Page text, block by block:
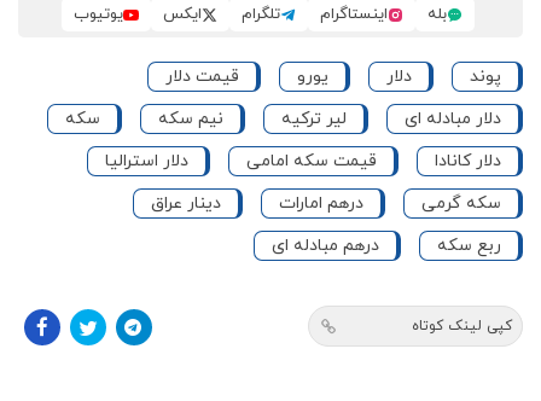
بله
اینستاگرام تلگرام ایکس یوتیوب
پوند دلار یورو
قیمت دلار
دلار مبادله ای
لیر ترکیه نیم سکه
سکه
دلار کانادا
قیمت سکه امامی
دلار استرالیا
سکه گرمی
درهم امارات
دینار عراق
ربع سکه
درهم مبادله ای
کپی لینک کوتاه